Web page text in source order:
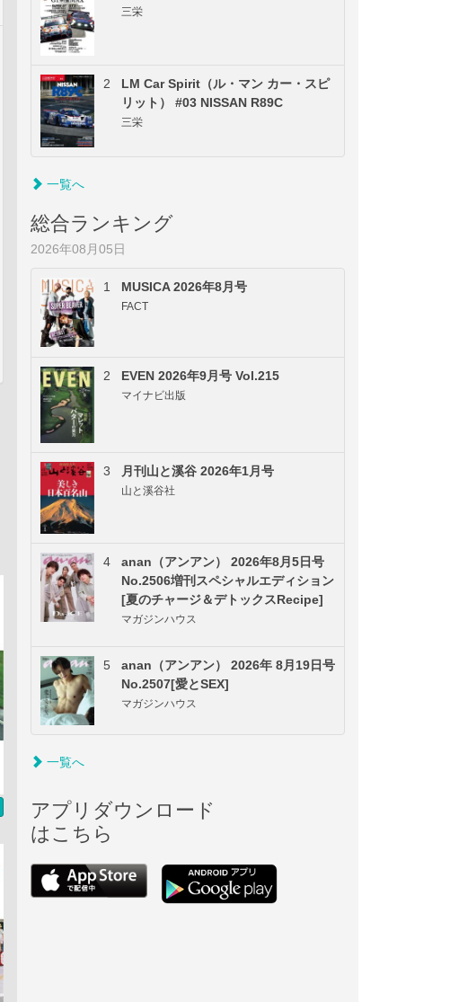
三栄
2
LM Car Spirit（ル・マン カー・スピ
リット） #03 NISSAN R89C
三栄
一覧へ
総合ランキング
2026年08月05日
1 MUSICA 2026年8月号
FACT
2 EVEN 2026年9月号 Vol.215
マイナビ出版
3 月刊山と溪谷 2026年1月号
山と溪谷社
4
anan（アンアン） 2026年8月5日号
No.2506増刊スペシャルエディション
[夏のチャージ＆デトックスRecipe]
マガジンハウス
5
anan（アンアン） 2026年 8月19日号
No.2507[愛とSEX]
マガジンハウス
一覧へ
アプリダウンロード
はこちら